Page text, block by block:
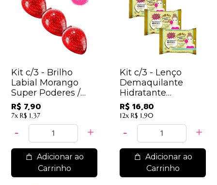
Kit c/3 - Brilho
Labial Morango
Super Poderes /
2,63
R$ 7,90
7x R$ 1,37
Adicionar ao
Carrinho
Kit c/3 - Lenço
Demaquilante
Hidratante
SuperPoderes -
LDSP03 - Melão /
R$ 16,80
12x R$ 1,90
Adicionar ao
Carrinho